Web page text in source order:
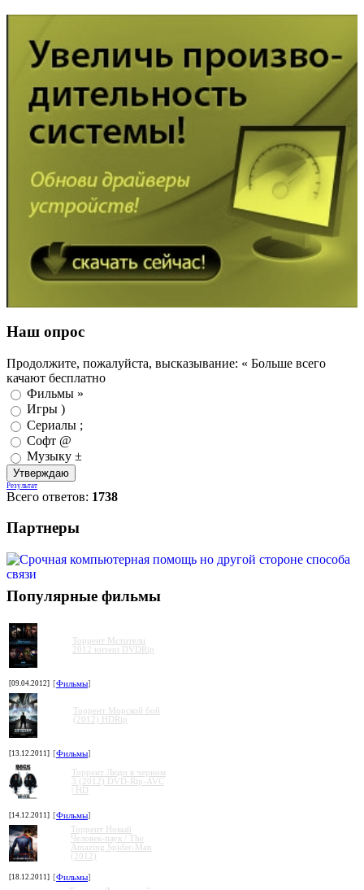
Наш опрос
Продолжите, пожалуйста, высказывание: « Больше всего
качают бесплатно
Фильмы »
Игры )
Сериалы ;
Софт @
Музыку ±
Результат
Всего ответов: 1738
Партнеры
Популярные фильмы
Торрент Мстители
2012 torrent DVDRip
[09.04.2012] [Фильмы]
Торрент Морской бой
(2012) HDRip
[13.12.2011] [Фильмы]
Торрент Люди в черном
3 (2012) DVD-Rip-AVC
| HD
[14.12.2011] [Фильмы]
Торрент Новый
Человек-паук / The
Amazing Spider-Man
(2012)
[18.12.2011] [Фильмы]